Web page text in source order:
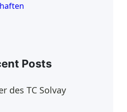
Posts
des TC Solvay